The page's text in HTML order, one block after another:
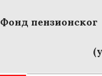
Фонд